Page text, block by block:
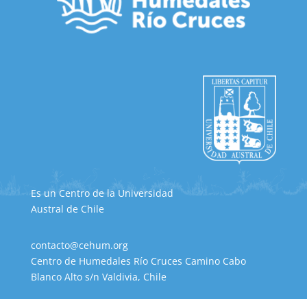
Es un Centro de la Universidad
Austral de Chile
contacto@cehum.org
Centro de Humedales Río Cruces Camino Cabo
Blanco Alto s/n Valdivia, Chile